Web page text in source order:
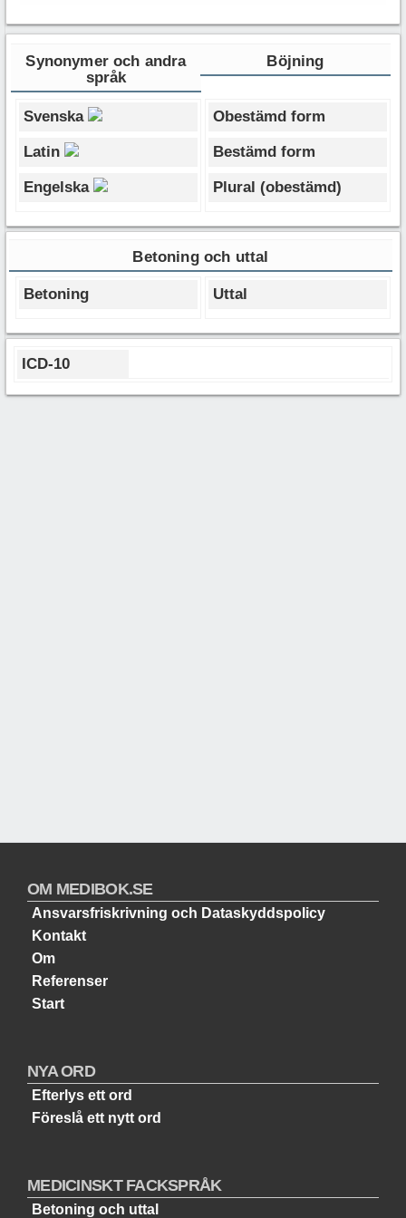
Synonymer och andra
språk
Böjning
Svenska
Latin
Engelska
Obestämd form
Bestämd form
Plural (obestämd)
Betoning och uttal
Betoning Uttal
ICD-10
OM MEDIBOK.SE
Ansvarsfriskrivning och Dataskyddspolicy
Kontakt
Om
Referenser
Start
NYA ORD
Efterlys ett ord
Föreslå ett nytt ord
MEDICINSKT FACKSPRÅK
Betoning och uttal